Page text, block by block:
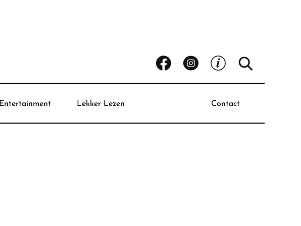
Entertainment Lekker Lezen Contact